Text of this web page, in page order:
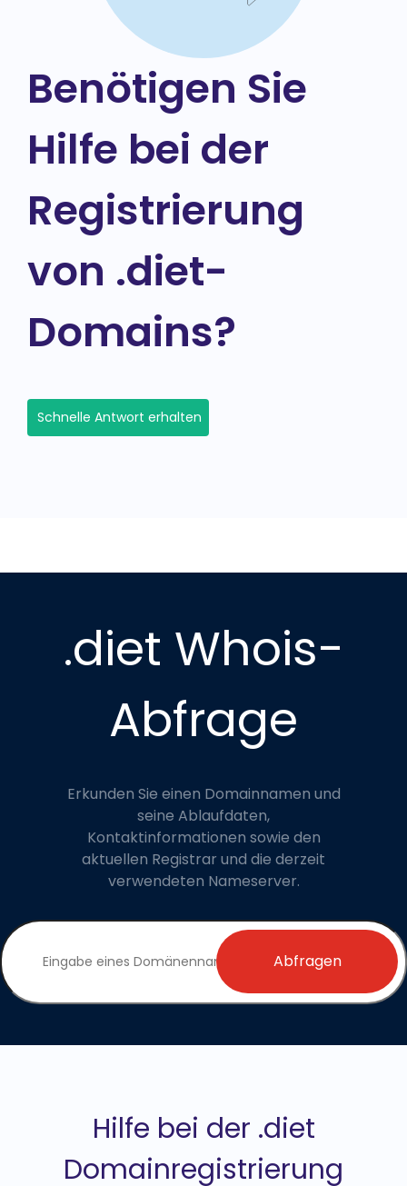
Benötigen Sie
Hilfe bei der
Registrierung
von .diet-
Domains?
Schnelle Antwort erhalten
.diet Whois-
Abfrage
Erkunden Sie einen Domainnamen und
seine Ablaufdaten,
Kontaktinformationen sowie den
aktuellen Registrar und die derzeit
verwendeten Nameserver.
Abfragen
Hilfe bei der .diet
Domainregistrierung